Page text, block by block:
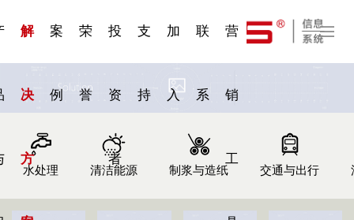
解
决
方
案
例
荣
誉
投
资
者
支
持
加
入
联
系
营
销
工
水处理 清洁能源 制浆与造纸 交通与出行